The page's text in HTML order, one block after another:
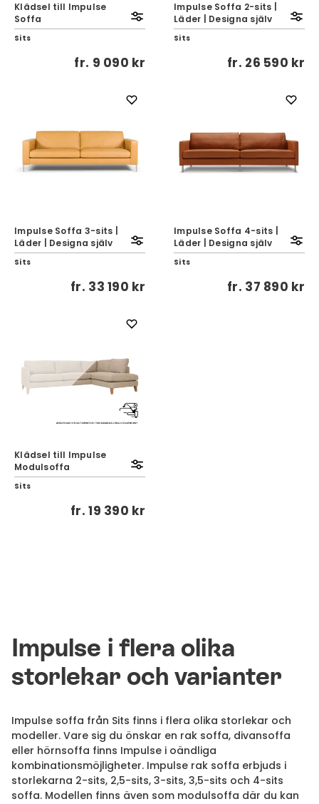
Klädsel till Impulse
Soffa
Sits
fr. 9 090 kr
Impulse Soffa 2-sits |
Läder | Designa själv
Sits
fr. 26 590 kr
Impulse Soffa 3-sits |
Läder | Designa själv
Sits
fr. 33 190 kr
Impulse Soffa 4-sits |
Läder | Designa själv
Sits
fr. 37 890 kr
Klädsel till Impulse
Modulsoffa
Sits
fr.19 390 kr
Impulse i flera olika
storlekar och varianter
Impulse soffa från Sits finns i flera olika storlekar och
modeller. Vare sig du önskar en rak soffa, divansoffa
eller hörnsoffa finns Impulse i oändliga
kombinationsmöjligheter. Impulse rak soffa erbjuds i
storlekarna 2-sits, 2,5-sits, 3-sits, 3,5-sits och 4-sits
soffa. Modellen finns även som modulsoffa där du kan